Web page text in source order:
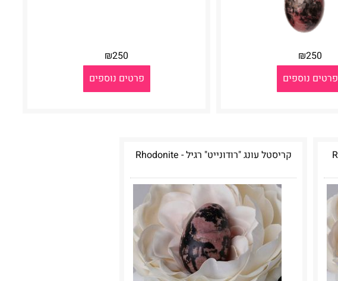
₪250
פרטים נוספים
₪250
פרטים נוספים
קריסטל עונג "רודונייט" רגיל - Rhodonite